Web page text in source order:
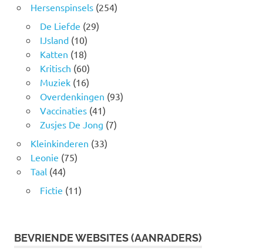
Hersenspinsels(254)
De Liefde (29)
IJsland(10)
Katten (18)
Kritisch (60)
Muziek(16)
Overdenkingen (93)
Vaccinaties(41)
Zusjes De Jong (7)
Kleinkinderen (33)
Leonie (75)
Taal (44)
Fictie (11)
BEVRIENDE WEBSITES (AANRADERS)